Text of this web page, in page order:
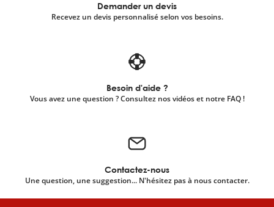
Demander un devis
Recevez un devis personnalisé selon vos besoins.
Besoin d'aide ?
Vous avez une question ? Consultez nos vidéos et notre FAQ !
Contactez-nous
Une question, une suggestion... N'hésitez pas à nous contacter.